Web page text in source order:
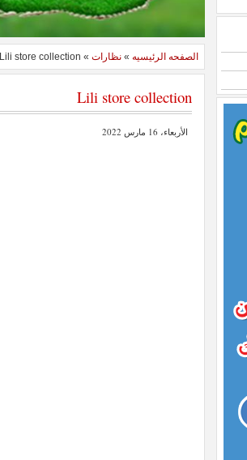
الصفحه الرئيسيه » نظارات »
Lili store collection
Lili store collection
الأربعاء، 16 مارس 2022